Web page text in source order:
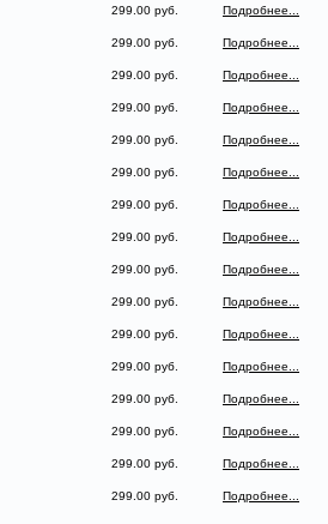
299.00 руб.
Подробнее...
299.00 руб.
Подробнее...
299.00 руб.
Подробнее...
299.00 руб.
Подробнее...
299.00 руб.
Подробнее...
299.00 руб.
Подробнее...
299.00 руб.
Подробнее...
299.00 руб.
Подробнее...
299.00 руб.
Подробнее...
299.00 руб.
Подробнее...
299.00 руб.
Подробнее...
299.00 руб.
Подробнее...
299.00 руб.
Подробнее...
299.00 руб.
Подробнее...
299.00 руб.
Подробнее...
299.00 руб.
Подробнее...